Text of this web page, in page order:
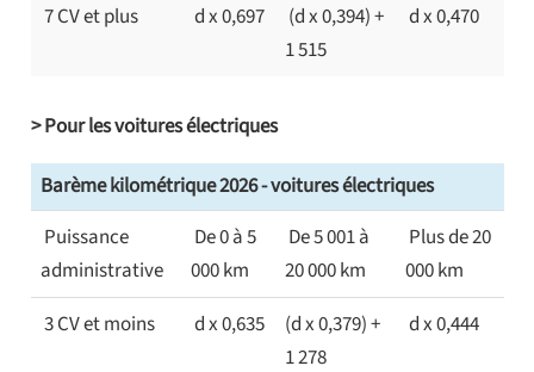
7 CV et plus d x 0,697
(d x 0,394) +
1 515
d x 0,470
> Pour les voitures électriques
Barème kilométrique 2026 - voitures électriques
Puissance
administrative
De 0 à 5
000 km
De 5 001 à
20 000 km
Plus de 20
000 km
3 CV et moins
d x 0,635
(d x 0,379) +
1 278
d x 0,444